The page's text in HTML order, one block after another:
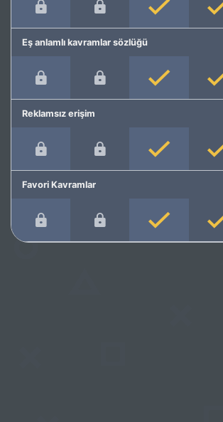
Eş anlamlı kavramlar sözlüğü
Reklamsız erişim
Favori Kavramlar